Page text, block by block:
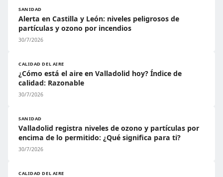
SANIDAD
Alerta en Castilla y León: niveles peligrosos de
partículas y ozono por incendios
30/7/2026
CALIDAD DEL AIRE
¿Cómo está el aire en Valladolid hoy? Índice de
calidad: Razonable
30/7/2026
SANIDAD
Valladolid registra niveles de ozono y partículas por
encima de lo permitido: ¿Qué significa para ti?
30/7/2026
CALIDAD DEL AIRE